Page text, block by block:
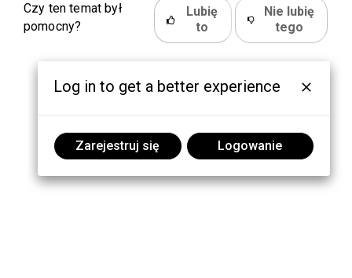
Czy ten temat był
pomocny?
Lubię
to
Nie lubię
tego
Log in to get a better experience
Zarejestruj się Logowanie